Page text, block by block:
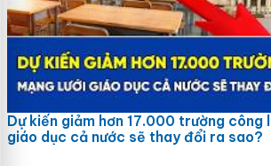
Dự kiến giảm hơn 17.000 trường công
giáo dục cả nước sẽ thay đổi ra sao?